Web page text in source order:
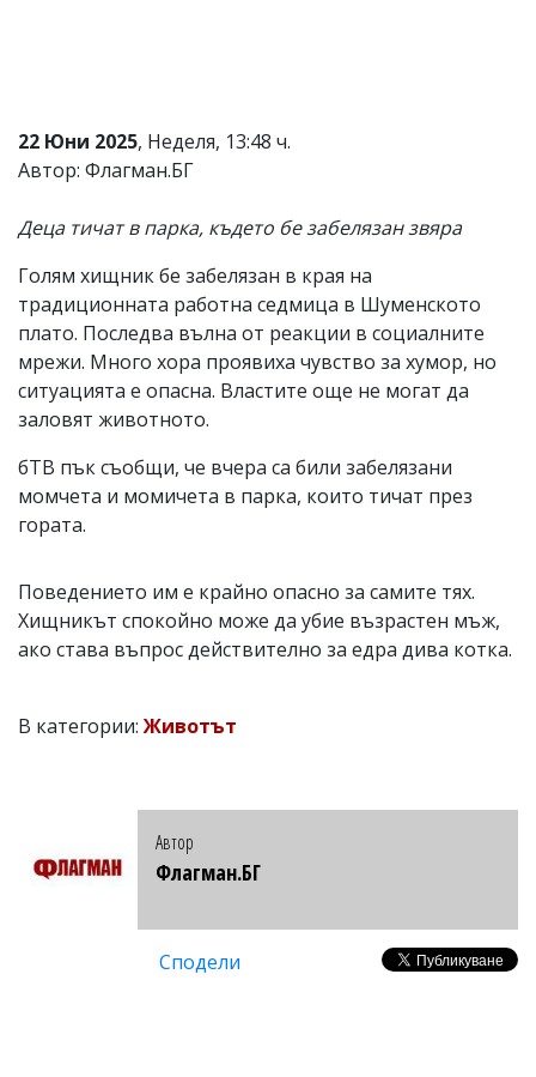
от
читателите
и
не
носи
за
тях!
Ако
обиден
за
вас
моля
сигнализирайте
ни!
22 Юни 2025, Неделя, 13:48 ч.
Автор: Флагман.БГ
Деца тичат в парка, където бе забелязан звяра
Голям хищник бе забелязан в края на
традиционната работна седмица в Шуменското
плато. Последва вълна от реакции в социалните
мрежи. Много хора проявиха чувство за хумор, но
ситуацията е опасна. Властите още не могат да
заловят животното.
бТВ пък съобщи, че вчера са били забелязани
момчета и момичета в парка, които тичат през
гората.
Поведението им е крайно опасно за самите тях.
Хищникът спокойно може да убие възрастен мъж,
ако става въпрос действително за едра дива котка.
В категории:Животът
Автор
Флагман.БГ
Сподели